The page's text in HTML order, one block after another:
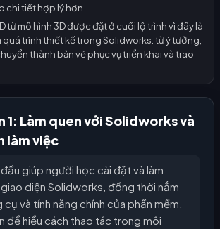
chi tiết hợp lý hơn.
từ mô hình 3D được đặt ở cuối lộ trình vì đây là
quá trình thiết kế trong Solidworks: từ ý tưởng,
thành bản vẽ phục vụ triển khai và trao
1: Làm quen với Solidworks và
làm việc
giúp người học cài đặt và làm
diện Solidworks, đồng thời nắm
và tính năng chính của phần mềm.
để hiểu cách thao tác trong môi